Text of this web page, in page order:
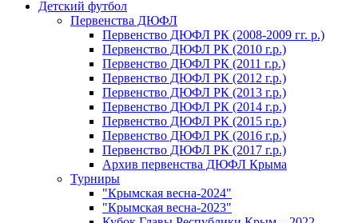
Детский футбол
Первенства ДЮФЛ
Первенство ДЮФЛ РК (2008-2009 гг. р.)
Первенство ДЮФЛ РК (2010 г.р.)
Первенство ДЮФЛ РК (2011 г.р.)
Первенство ДЮФЛ РК (2012 г.р.)
Первенство ДЮФЛ РК (2013 г.р.)
Первенство ДЮФЛ РК (2014 г.р.)
Первенство ДЮФЛ РК (2015 г.р.)
Первенство ДЮФЛ РК (2016 г.р.)
Первенство ДЮФЛ РК (2017 г.р.)
Архив первенства ДЮФЛ Крыма
Турниры
"Крымская весна-2024"
"Крымская весна-2023"